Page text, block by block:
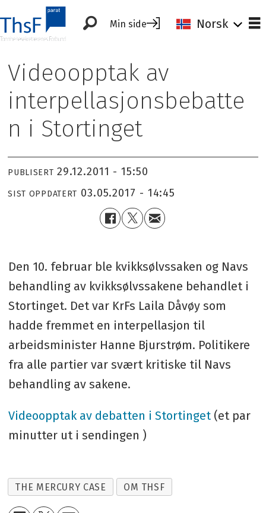
Min side Norsk
Videoopptak av
interpellasjonsbebatte
n i Stortinget
PUBLISERT 29.12.2011 - 15:50
SIST OPPDATERT 03.05.2017 - 14:45
Den 10. februar ble kvikksølvssaken og Navs
behandling av kvikksølvssakene behandlet i
Stortinget. Det var KrFs Laila Dåvøy som
hadde fremmet en interpellasjon til
arbeidsminister Hanne Bjurstrøm. Politikere
fra alle partier var svært kritiske til Navs
behandling av sakene.
Videoopptak av debatten i Stortinget (et par
minutter ut i sendingen )
THE MERCURY CASE OM THSF